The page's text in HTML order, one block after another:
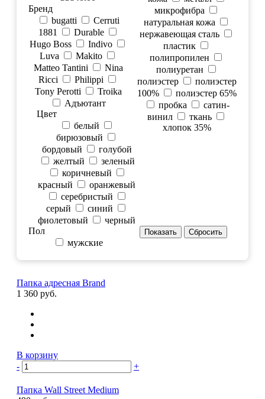
микрофибра
натуральная кожа
нержавеющая сталь
пластик
полипропилен
полиуретан
полиэстер
полиэстер
100%
полиэстер 65%
пробка
сатин-
винил
ткань
хлопок 35%
Бренд
bugatti
Cerruti
1881
Durable
Hugo Boss
Indivo
Luva
Makito
Matteo Tantini
Nina
Ricci
Philippi
Tony Perotti
Troika
Адъютант
Цвет
белый
бирюзовый
бордовый
голубой
желтый
зеленый
коричневый
красный
оранжевый
серебристый
серый
синий
фиолетовый
черный
Пол
мужские
Папка адресная Brand
1 360 руб.
В корзину
-
+
Папка Wall Street Medium